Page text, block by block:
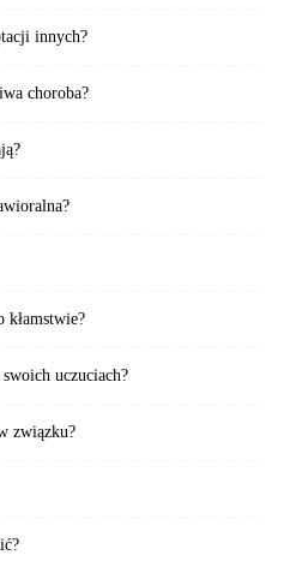
innych?
choroba?
kłamstwie?
uczuciach?
związku?